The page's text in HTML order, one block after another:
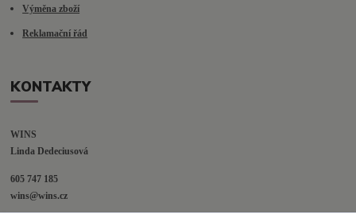
Výměna zboží
Reklamační řád
KONTAKTY
WINS
Linda Dedeciusová
605 747 185
wins@wins.cz